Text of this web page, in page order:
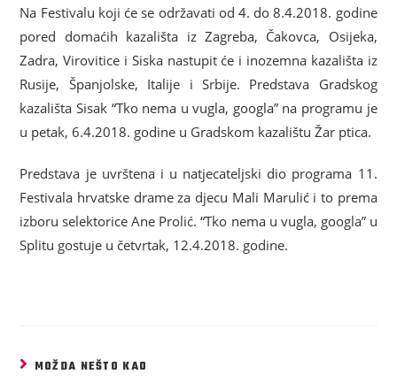
Na Festivalu koji će se održavati od 4. do 8.4.2018. godine
pored domaćih kazališta iz Zagreba, Čakovca, Osijeka,
Zadra, Virovitice i Siska nastupit će i inozemna kazališta iz
Rusije, Španjolske, Italije i Srbije. Predstava Gradskog
kazališta Sisak “Tko nema u vugla, googla” na programu je
u petak, 6.4.2018. godine u Gradskom kazalištu Žar ptica.
Predstava je uvrštena i u natjecateljski dio programa 11.
Festivala hrvatske drame za djecu Mali Marulić i to prema
izboru selektorice Ane Prolić. “Tko nema u vugla, googla” u
Splitu gostuje u četvrtak, 12.4.2018. godine.
MOŽDA NEŠTO KAO